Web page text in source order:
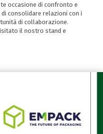
occasione di confronto e
consolidare relazioni con i
di collaborazione.
il nostro stand e